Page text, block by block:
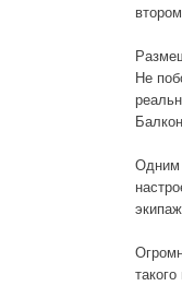
Не
Одним